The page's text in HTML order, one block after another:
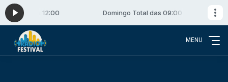
09:00 às 12:00 Domingo Total das 09:00 às 12:00
MENU